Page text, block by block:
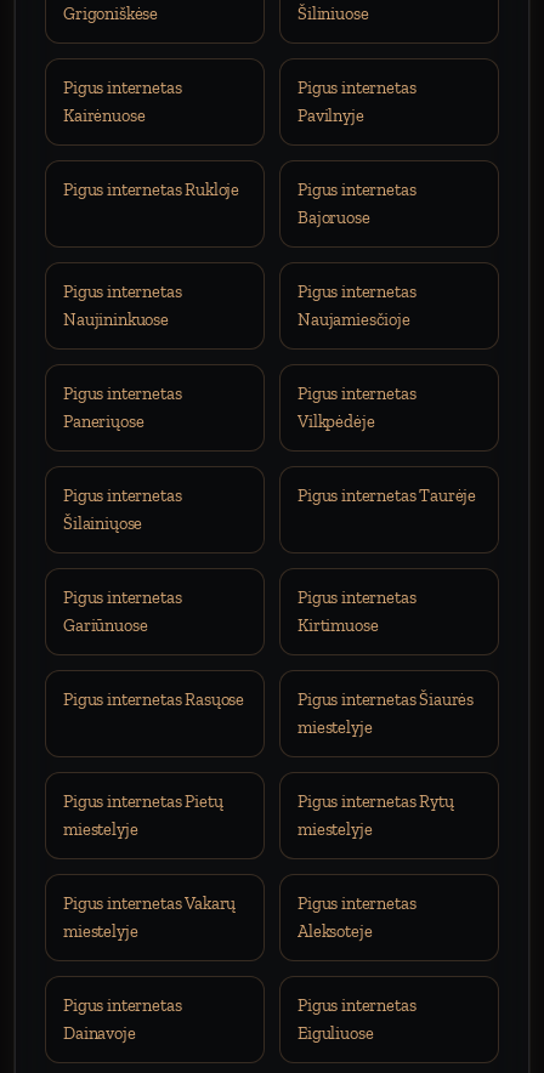
Grigoniškėse Šiliniuose
Pigus internetas
Kairėnuose
Pigus internetas
Pavilnyje
Pigus internetas Rukloje
Pigus internetas
Bajoruose
Pigus internetas
Naujininkuose
Pigus internetas
Naujamiesčioje
Pigus internetas
Paneriųose
Pigus internetas
Vilkpėdėje
Pigus internetas
Šilainiųose
Pigus internetas Taurėje
Pigus internetas
Gariūnuose
Pigus internetas
Kirtimuose
Pigus internetas Rasųose
Pigus internetas Šiaurės
miestelyje
Pigus internetas Pietų
miestelyje
Pigus internetas Rytų
miestelyje
Pigus internetas Vakarų
miestelyje
Pigus internetas
Aleksoteje
Pigus internetas
Dainavoje
Pigus internetas
Eiguliuose